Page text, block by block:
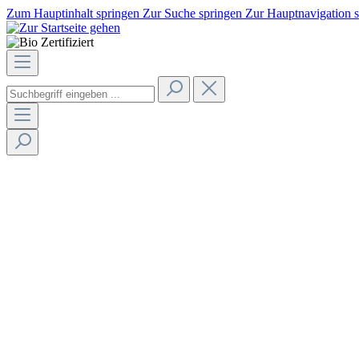
Zum Hauptinhalt springen Zur Suche springen Zur Hauptnavigation